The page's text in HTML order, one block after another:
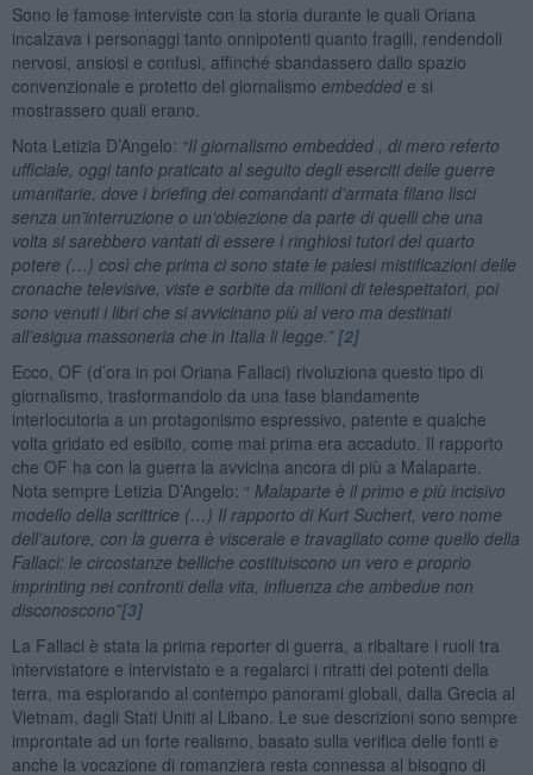
Sono le famose interviste con la storia durante le quali Oriana
incalzava i personaggi tanto onnipotenti quanto fragili, rendendoli
nervosi, ansiosi e confusi, affinché sbandassero dallo spazio
convenzionale e protetto del giornalismo embedded e si
mostrassero quali erano.
Nota Letizia D’Angelo: “Il giornalismo embedded , di mero referto
ufficiale, oggi tanto praticato al seguito degli eserciti delle guerre
umanitarie, dove i briefing dei comandanti d’armata filano lisci
senza un’interruzione o un’obiezione da parte di quelli che una
volta si sarebbero vantati di essere i ringhiosi tutori del quarto
potere (…) così che prima ci sono state le palesi mistificazioni delle
cronache televisive, viste e sorbite da milioni di telespettatori, poi
sono venuti i libri che si avvicinano più al vero ma destinati
all’esigua massoneria che in Italia li legge.” [2]
Ecco, OF (d’ora in poi Oriana Fallaci) rivoluziona questo tipo di
giornalismo, trasformandolo da una fase blandamente
interlocutoria a un protagonismo espressivo, patente e qualche
volta gridato ed esibito, come mai prima era accaduto. Il rapporto
che OF ha con la guerra la avvicina ancora di più a Malaparte.
Nota sempre Letizia D’Angelo: “ Malaparte è il primo e più incisivo
modello della scrittrice (…) Il rapporto di Kurt Suchert, vero nome
dell’autore, con la guerra è viscerale e travagliato come quello della
Fallaci: le circostanze belliche costituiscono un vero e proprio
imprinting nei confronti della vita, influenza che ambedue non
disconoscono”[3]
La Fallaci è stata la prima reporter di guerra, a ribaltare i ruoli tra
intervistatore e intervistato e a regalarci i ritratti dei potenti della
terra, ma esplorando al contempo panorami globali, dalla Grecia al
Vietnam, dagli Stati Uniti al Libano. Le sue descrizioni sono sempre
improntate ad un forte realismo, basato sulla verifica delle fonti e
anche la vocazione di romanziera resta connessa al bisogno di